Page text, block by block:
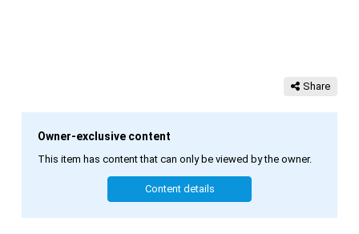
Share
Owner-exclusive content
This item has content that can only be viewed by the owner.
Content details